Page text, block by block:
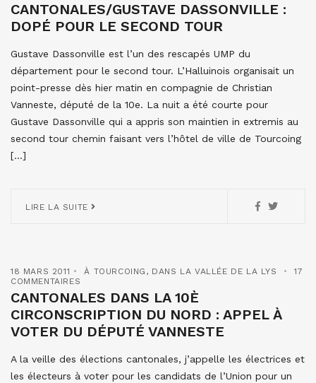
CANTONALES/GUSTAVE DASSONVILLE :
DOPÉ POUR LE SECOND TOUR
Gustave Dassonville est l’un des rescapés UMP du
département pour le second tour. L’Halluinois organisait un
point-presse dès hier matin en compagnie de Christian
Vanneste, député de la 10e. La nuit a été courte pour
Gustave Dassonville qui a appris son maintien in extremis au
second tour chemin faisant vers l’hôtel de ville de Tourcoing
[…]
LIRE LA SUITE
18 MARS 2011 À TOURCOING , DANS LA VALLÉE DE LA LYS
17
COMMENTAIRES
CANTONALES DANS LA 10È
CIRCONSCRIPTION DU NORD : APPEL À
VOTER DU DÉPUTÉ VANNESTE
A la veille des élections cantonales, j’appelle les électrices et
les électeurs à voter pour les candidats de l’Union pour un